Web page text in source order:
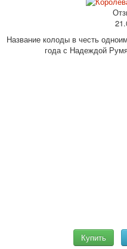
Название колоды в честь
года с Надеждой
Купить